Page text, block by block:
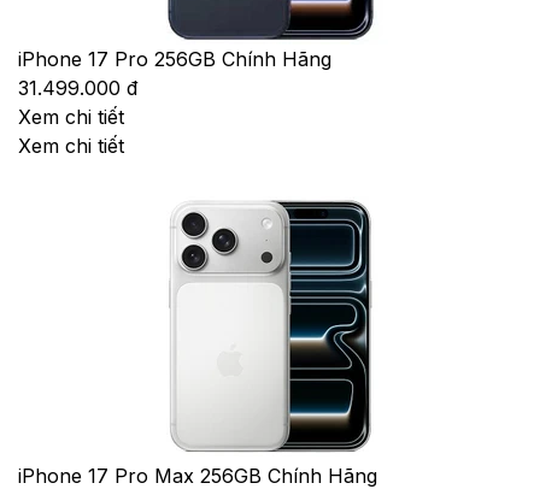
iPhone 17 Pro 256GB Chính Hãng
31.499.000 đ
Xem chi tiết
Xem chi tiết
iPhone 17 Pro Max 256GB Chính Hãng